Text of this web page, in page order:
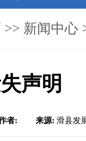
>> 新闻中心
声明
者: 来源: 滑县发